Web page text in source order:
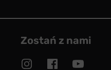
Zostań z nami